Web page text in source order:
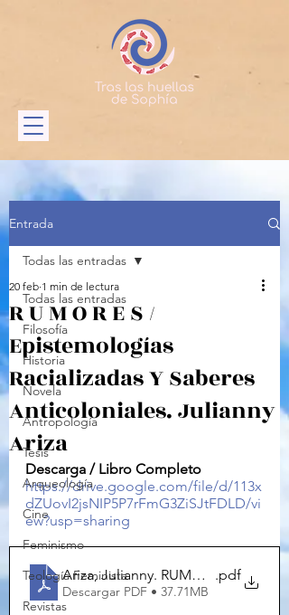
Entrada
Todas las entradas
Filosofía
Historia
Novela
Antropología
Tesis
Arqueología
Cine
Feminismo
Teología Feminista
Revistas
Todas las entradas
R U M O R E S /
Epistemologías
Racializadas Y Saberes
Anticoloniales. Julianny
Ariza
20 feb 1 min de lectura
Descarga / Libro Completo
https://drive.google.com/file/d/113x
dZUovI2jsNIP5P7rFmG3ZiSJtFDLD/vi
ew?usp=sharing
Ariza, Julianny. RUMORES
.pdf
Descargar PDF • 37.71MB